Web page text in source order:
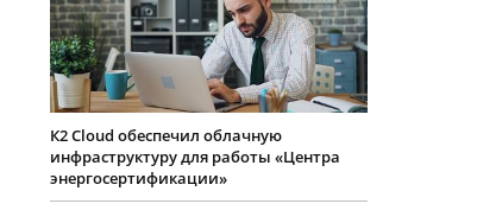
К2 Cloud обеспечил облачную
инфраструктуру для работы «Центра
энергосертификации»